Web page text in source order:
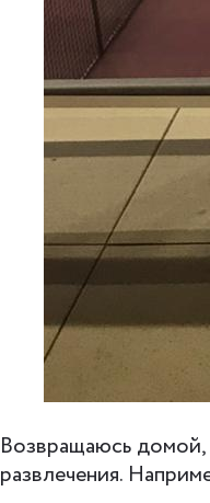
Возвращаюсь
развлечения.